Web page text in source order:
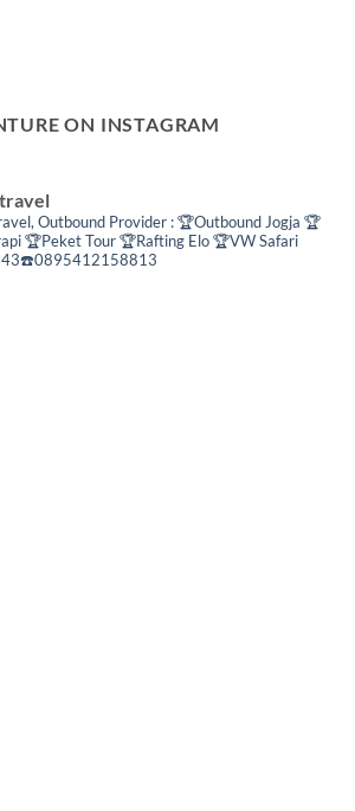
ON INSTAGRAM
Outbound Provider :🏆Outbound Jogja 🏆
🏆Peket Tour🏆Rafting Elo🏆VW Safari